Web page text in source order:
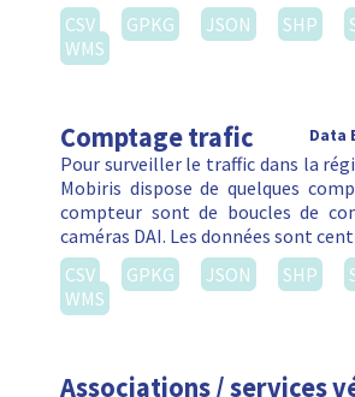
CSV
GPKG JSON SHP
WMS
Comptage trafic Data
Pour surveiller le traffic dans la
Mobiris dispose de quelques
compteur sont de boucles de
caméras DAI. Les données sont
CSV
GPKG JSON SHP
WMS
Associations / services